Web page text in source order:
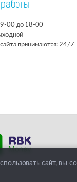
00 до 18-00
сайта принимаются: 24/7
сайт, вы